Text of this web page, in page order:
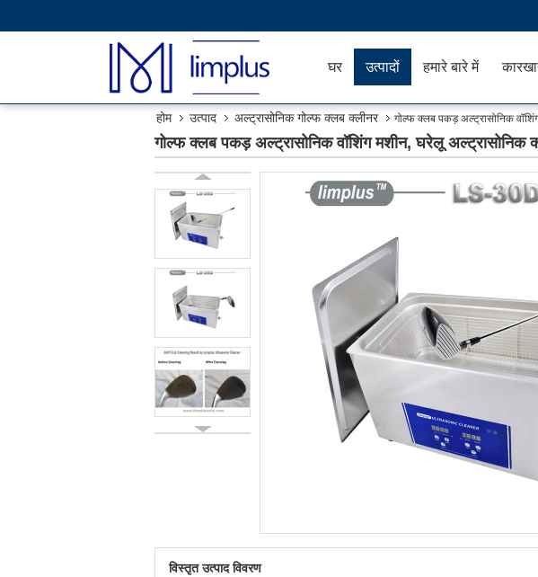
घर उत्पादों हमारे बारे में
होम उत्पाद अल्ट्रासोनिक गोल्फ क्लब क्लीनर गोल्फ क्लब पकड़ अल्ट्रासोनिक
गोल्फ क्लब पकड़ अल्ट्रासोनिक वॉशिंग मशीन, घरेलू अल्ट्रासोनिक
विस्तृत उत्पाद विवरण